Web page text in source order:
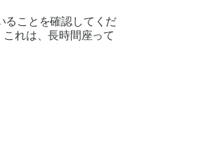
ることを確認してくだ
れは、長時間座って